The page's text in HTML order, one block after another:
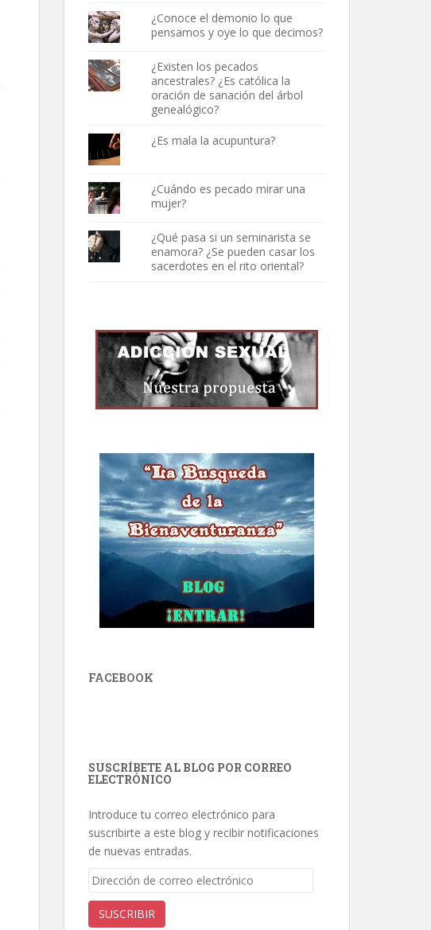
¿Conoce el demonio lo que
pensamos y oye lo que decimos?
¿Existen los pecados
ancestrales? ¿Es católica la
oración de sanación del árbol
genealógico?
¿Es mala la acupuntura?
¿Cuándo es pecado mirar una
mujer?
¿Qué pasa si un seminarista se
enamora? ¿Se pueden casar los
sacerdotes en el rito oriental?
FACEBOOK
SUSCRÍBETE AL BLOG POR CORREO
ELECTRÓNICO
Introduce tu correo electrónico para
suscribirte a este blog y recibir notificaciones
de nuevas entradas.
Dirección
correo
SUSCRIBIR